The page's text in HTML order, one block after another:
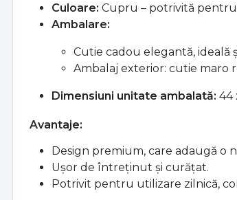
Culoare: Cupru – potrivită
Ambalare:
Cutie cadou elegantă, ideală
Ambalaj exterior: cutie maro
Dimensiuni unitate ambalată: 44
Avantaje:
Design premium, care adaugă o
Ușor de întreținut și curățat.
Potrivit pentru utilizare zilnică,